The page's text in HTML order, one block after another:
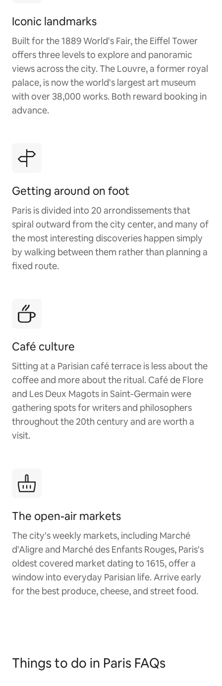
Iconic landmarks
Built for the 1889 World's Fair, the Eiffel Tower
offers three levels to explore and panoramic
views across the city. The Louvre, a former royal
palace, is now the world's largest art museum
with over 38,000 works. Both reward booking in
advance.
Getting around on foot
Paris is divided into 20 arrondissements that
spiral outward from the city center, and many of
the most interesting discoveries happen simply
by walking between them rather than planning a
fixed route.
Café culture
Sitting at a Parisian café terrace is less about the
coffee and more about the ritual. Café de Flore
and Les Deux Magots in Saint-Germain were
gathering spots for writers and philosophers
throughout the 20th century and are worth a
visit.
The open-air markets
The city's weekly markets, including Marché
d'Aligre and Marché des Enfants Rouges, Paris's
oldest covered market dating to 1615, offer a
window into everyday Parisian life. Arrive early
for the best produce, cheese, and street food.
Things to do in Paris FAQs